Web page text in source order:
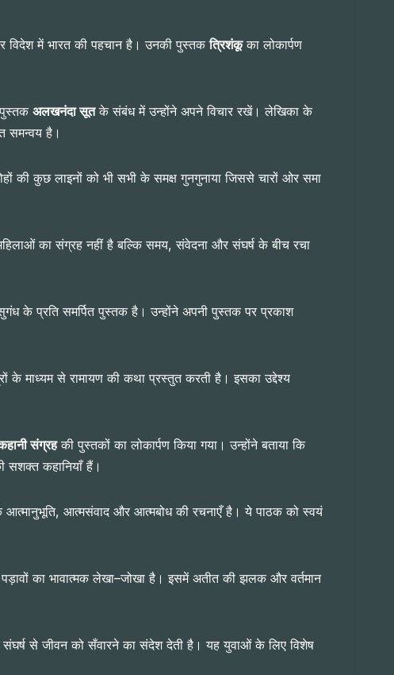
विदेश में भारत की पहचान है। उनकी पुस्तकत्रिशंकूका लोकार्पण
अलखनंदा सूतके संबंध में उन्होंने अपने विचार रखें। लेखिका के
समन्वय है।
की कुछ लाइनों को भी सभी के समक्ष गुनगुनाया जिससे चारों ओर समा
का संग्रह नहीं है बल्कि समय, संवेदना और संघर्ष के बीच रचा
सुगंध के प्रति समर्पित पुस्तक है। उन्होंने अपनी पुस्तक पर प्रकाश
के माध्यम से रामायण की कथा प्रस्तुत करती है। इसका उद्देश्य
संग्रहकी पुस्तकों का लोकार्पण किया गया। उन्होंने बताया कि
सशक्त कहानियाँ हैं।
आत्मसंवाद और आत्मबोध की रचनाएँ है। ये पाठक को स्वयं
का भावात्मक लेखा–जोखा है। इसमें अतीत की झलक और वर्तमान
से जीवन को सँवारने का संदेश देती है। यह युवाओं के लिए विशेष